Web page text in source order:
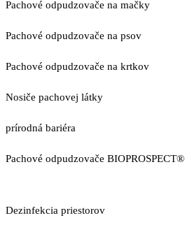
Pachové odpudzovače na mačky
Pachové odpudzovače na psov
Pachové odpudzovače na krtkov
Nosiče pachovej látky
prírodná bariéra
Pachové odpudzovače BIOPROSPECT®
Dezinfekcia priestorov